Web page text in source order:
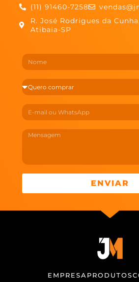
(11) 91460-7258
R. José Rodrigues da
Atibaia-SP
ENVIAR
EMPRESA PRODUTOS